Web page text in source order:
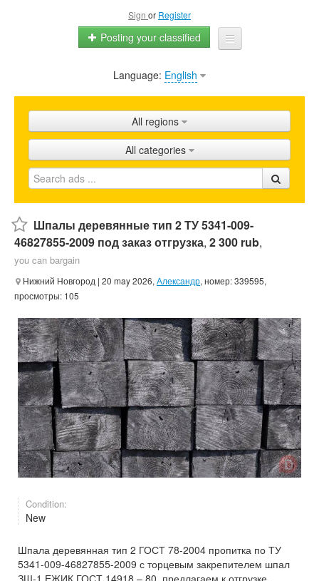
Sign or Register
Posting your classified
Home
Shops
Promotion
FAQ
Blog
Language: English
All regions
All categories
Шпалы деревянные тип 2 ТУ 5341-009-
46827855-2009 под заказ отгрузка, 2 300 rub,
you can bargain
Нижний Новгород | 20 may 2026, Александр, номер: 339595,
просмотры: 105
Condition:
New
Шпала деревянная тип 2 ГОСТ 78-2004 пропитка по ТУ
5341-009-46827855-2009 с торцевым закрепителем шпал
ЗШ-1 ЕЖИК ГОСТ 14918 – 80, предлагаем к отгрузке.